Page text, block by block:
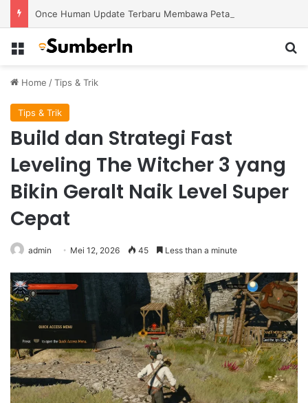
Menu
Home /Tips & Trik
Tips & Trik
Build dan Strategi Fast
Leveling The Witcher 3 yang
Bikin Geralt Naik Level Super
Cepat
admin Mei 12, 2026 45 Less than a minute